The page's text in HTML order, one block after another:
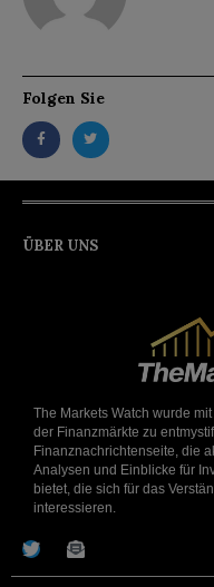
Folgen Sie
ÜBER UNS
The Markets Watch wurde
der Finanzmärkte zu
Finanznachrichtenseite, die
Analysen und Einblicke für
bietet, die sich für das
interessieren.